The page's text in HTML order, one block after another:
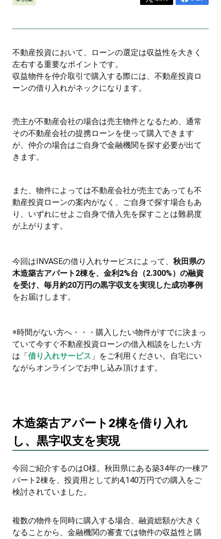
不動産投資において、ローンの選定は収益性を大きく
左右する重要なポイントです。
収益物件を仲介取引で購入する際には、不動産投資ロ
ーンの借り入れがネックになります。
売主が不動産会社の場合は売主物件となるため、通常
その不動産会社の提携ローンを使って購入できます
が、仲介の場合はご自身で金融機関を探す必要が出て
きます。
また、物件によっては不動産会社が売主であっても不
動産投資ローンの案内がなく、ご自身で探す場合もあ
り、いずれにせよご自身で借入先を探すことは難易度
が上がります。
今回はINVASEの借り入れサービスによって、 秋田県の
木造築古アパート2棟を、金利2%台（2.300%）の融資
を受け、毎月約20万円の黒字収支を実現した成功事例
をお届けします。
※時間がない方へ・・・購入したい物件がすでに決まっ
ていて今すぐ不動産投資ローンの借入相談をしたい方
は「 借り入れサービス 」をご利用ください。自宅にい
ながらオンラインでお申し込み頂けます。
木造築古アパート2棟を借り入れ
し、黒字収支を実現
今回ご紹介するのはO様。秋田県にある築34年の一棟ア
パート2棟を、投資用として約4,140万円での購入をご
検討されていました。
複数の物件を同時に購入する場合、融資総額が大きく
なることから、金融機関の審査では物件の収益性と購